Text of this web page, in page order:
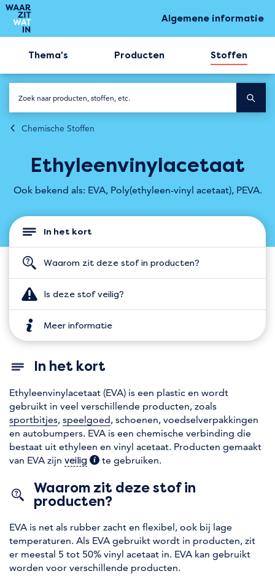
Algemene informatie
Thema's Producten Stoffen
Chemische Stoffen
Ethyleen­vinylacetaat
Ook bekend als: EVA, Poly(ethyleen-vinyl acetaat), PEVA.
In het kort
Waarom zit deze stof in producten?
Is deze stof veilig?
Meer informatie
In het kort
Ethyleenvinylacetaat (EVA) is een plastic en wordt
gebruikt in veel verschillende producten, zoals
sportbitjes, speelgoed, schoenen, voedselverpakkingen
en autobumpers. EVA is een chemische verbinding die
bestaat uit ethyleen en vinyl acetaat. Producten gemaakt
van EVA zijn veilig (extra informatie)
te gebruiken.
Waarom zit deze stof in
producten?
EVA is net als rubber zacht en flexibel, ook bij lage
temperaturen. Als EVA gebruikt wordt in producten, zit
er meestal 5 tot 50% vinyl acetaat in. EVA kan gebruikt
worden voor verschillende producten.